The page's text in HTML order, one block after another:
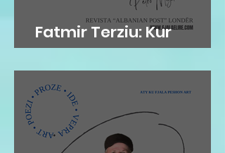
Fatmir Terziu: Kur
'arkivat' flasin…